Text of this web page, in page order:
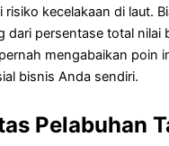
risiko kecelakaan di laut.
dari persentase total nilai
mengabaikan poin
bisnis Anda sendiri.
Pelabuhan